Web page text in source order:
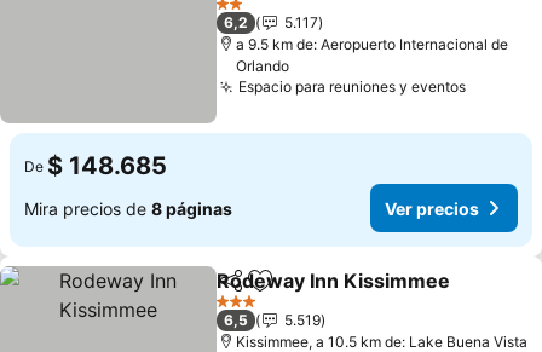
Ver precios
2 Estrellas
6,2
5.117
a 9.5 km de: Aeropuerto Internacional de
Orlando
Espacio para reuniones y eventosVer
De $ 148.685
Mira precios de 8 páginas Ver precios
CompartirAgregar a favoritos
Rodeway Inn Kissimmee
3 Estrellas
6,5
5.519
Kissimmee, a 10.5 km de: Lake Buena Vista